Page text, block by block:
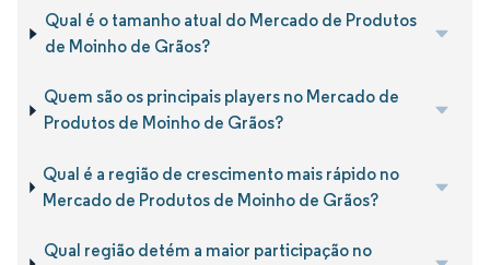
Qual é o tamanho atual do Mercado de Produtos
de Moinho de Grãos?
Quem são os principais players no Mercado de
Produtos de Moinho de Grãos?
Qual é a região de crescimento mais rápido no
Mercado de Produtos de Moinho de Grãos?
Qual região detém a maior participação no